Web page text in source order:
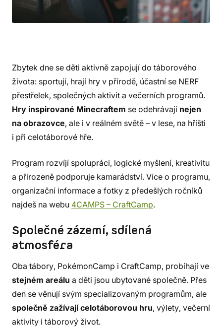
Zbytek dne se děti aktivně zapojují do táborového
života: sportují, hrají hry v přírodě, účastní se NERF
přestřelek, společných aktivit a večerních programů.
Hry inspirované Minecraftem se odehrávají nejen
na obrazovce, ale i v reálném světě – v lese, na hřišti
i při celotáborové hře.
Program rozvíjí spolupráci, logické myšlení, kreativitu
a přirozeně podporuje kamarádství. Více o programu,
organizační informace a fotky z předešlých ročníků
najdeš na webu 4CAMPS – CraftCamp.
Společné zázemí, sdílená
atmosféra
Oba tábory, PokémonCamp i CraftCamp, probíhají ve
stejném areálu a děti jsou ubytované společně. Přes
den se věnují svým specializovaným programům, ale
společně zažívají celotáborovou hru, výlety, večerní
aktivity i táborový život.